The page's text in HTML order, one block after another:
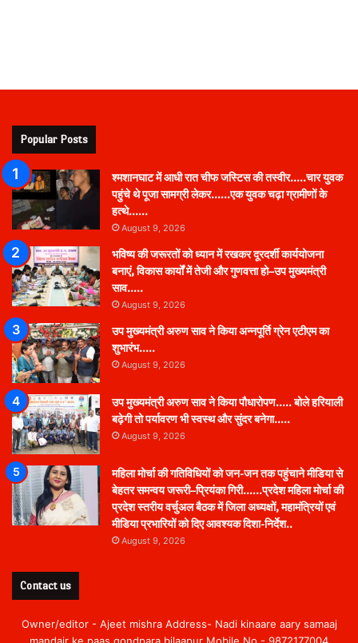
Popular Posts
श्मशानघाट में आधी रात चीफ जस्टिस की तस्वीर…..चार युवक
पहुंचे थे पूजा सामग्री लेकर……एक युवक चढ़ा ग्रामीणों के
हत्थे……
August 9, 2026
भविष्य की जरूरतों को ध्यान में रखकर दूरदर्शी कार्ययोजना
बनाएं, विकास कार्यों में तेजी और गुणवत्ता हो–उप मुख्यमंत्री
साव…..
August 9, 2026
उप मुख्यमंत्री अरुण साव ने किया अन्नपूर्ति ग्रेन एटीएम का
शुभारंभ…..
August 9, 2026
उप मुख्यमंत्री अरुण साव ने किया पौधारोपण….. बोले हरियाली
बढ़ेगी तो पर्यावरण भी स्वस्थ और सुंदर बनेगा…..
August 9, 2026
महिला मोर्चा की गतिविधियों को जन-जन तक पहुंचाने मीडिया से
बेहतर समन्वय जरूरी–प्रियंका गिरी……प्रदेश महिला मोर्चा की
प्रदेश स्तरीय वर्चुअल बैठक में जिला अध्यक्षों, महामंत्रियों एवं
मीडिया प्रभारियों को दिए आवश्यक दिशा-निर्देश..
August 9, 2026
Contact us
Owner/editor - Ajeet mishra Address- Nadi kinaare aary samaaj